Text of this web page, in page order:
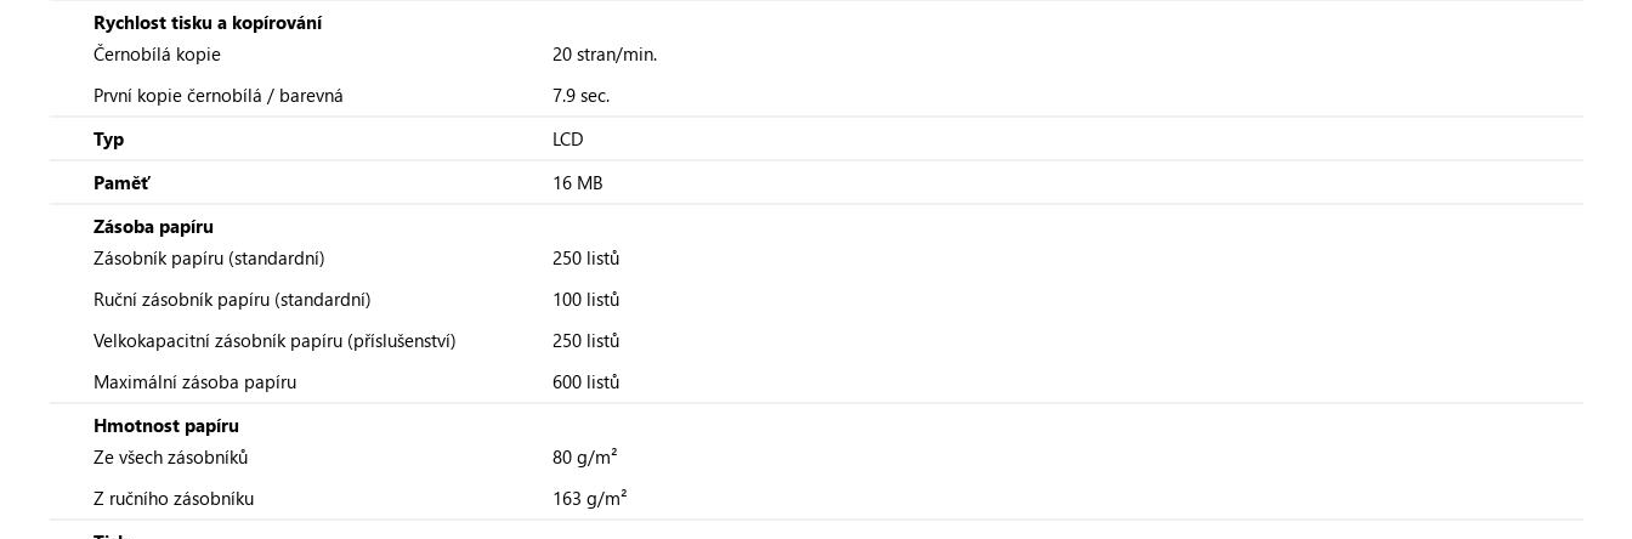
Rychlost tisku a kopírování
Černobílá kopie
20 stran/min.
První kopie černobílá / barevná
7.9 sec.
Typ
LCD
Paměť
16 MB
Zásoba papíru
Zásobník papíru (standardní)
250 listů
Ruční zásobník papíru (standardní)
100 listů
Velkokapacitní zásobník papíru (příslušenství)
250 listů
Maximální zásoba papíru
600 listů
Hmotnost papíru
Ze všech zásobníků
80 g/m²
Z ručního zásobníku
163 g/m²